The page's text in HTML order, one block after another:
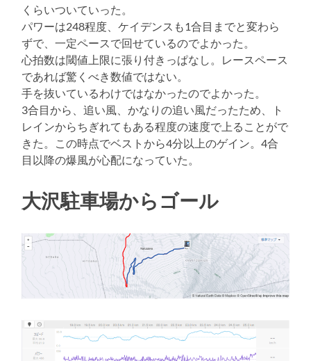
くらいついていった。
パワーは248程度、ケイデンスも1合目までと変わら
ずで、一定ペースで回せているのでよかった。
心拍数は閾値上限に張り付きっぱなし。レースペース
であれば驚くべき数値ではない。
手を抜いているわけではなかったのでよかった。
3合目から、追い風、かなりの追い風だったため、ト
レインからちぎれてもある程度の速度で上ることがで
きた。この時点でベストから4分以上のゲイン。4合
目以降の爆風が心配になっていた。
大沢駐車場からゴール